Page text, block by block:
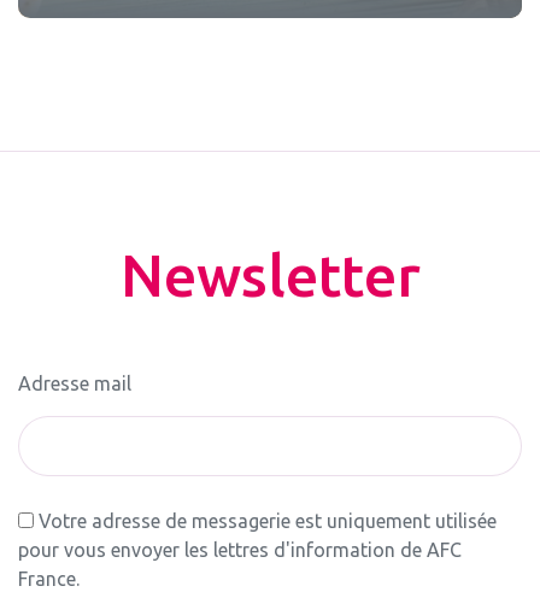
Newsletter
Adresse mail
Votre adresse de messagerie est uniquement utilisée
pour vous envoyer les lettres d'information de AFC
France.